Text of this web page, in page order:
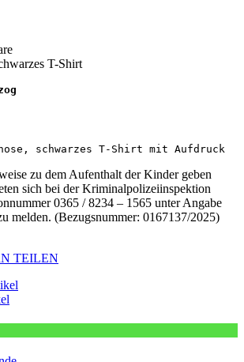
T-Shirt
schwarzes T-Shirt mit Aufdruck
zu dem Aufenthalt der Kinder geben
sich bei der Kriminalpolizeiinspektion
0365 / 8234 – 1565 unter Angabe
melden. (Bezugsnummer: 0167137/2025)
TEILEN